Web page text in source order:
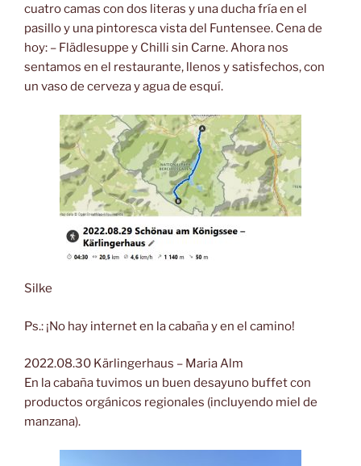
cuatro camas con dos literas y una ducha fría en el
pasillo y una pintoresca vista del Funtensee. Cena de
hoy: – Flädlesuppe y Chilli sin Carne. Ahora nos
sentamos en el restaurante, llenos y satisfechos, con
un vaso de cerveza y agua de esquí.
Silke
Ps.: ¡No hay internet en la cabaña y en el camino!
2022.08.30 Kärlingerhaus – Maria Alm
En la cabaña tuvimos un buen desayuno buffet con
productos orgánicos regionales (incluyendo miel de
manzana).